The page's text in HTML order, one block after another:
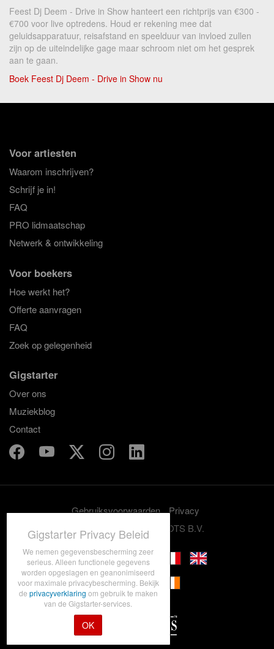
Feest Dj Deem - Drive in Show hanteert een richtprijs van €300 -
€700 voor live optredens. Houd er rekening mee dat
geluidsapparatuur, reisafstand en speelduur van invloed zullen
zijn op de uiteindelijke gage maar schroom niet om het gesprek
aan te gaan.
Boek Feest Dj Deem - Drive in Show nu
Voor artiesten
Waarom inschrijven?
Schrijf je in!
FAQ
PRO lidmaatschap
Netwerk & ontwikkeling
Voor boekers
Hoe werkt het?
Offerte aanvragen
FAQ
Zoek op gelegenheid
Gigstarter
Over ons
Muziekblog
Contact
Gebruiksvoorwaarden
Privacy
© 2012-2026 GRASSROOTS B.V.
Gigstarter Privacy Beleid
We nemen gegevensbescherming zeer
serieus. Alleen functionele gegevens
worden opgeslagen en geanonimiseerd
voor maximale privacybescherming. Bekijk
de privacyverklaring om gebruik te maken
van de Gigstarter-services.
OK